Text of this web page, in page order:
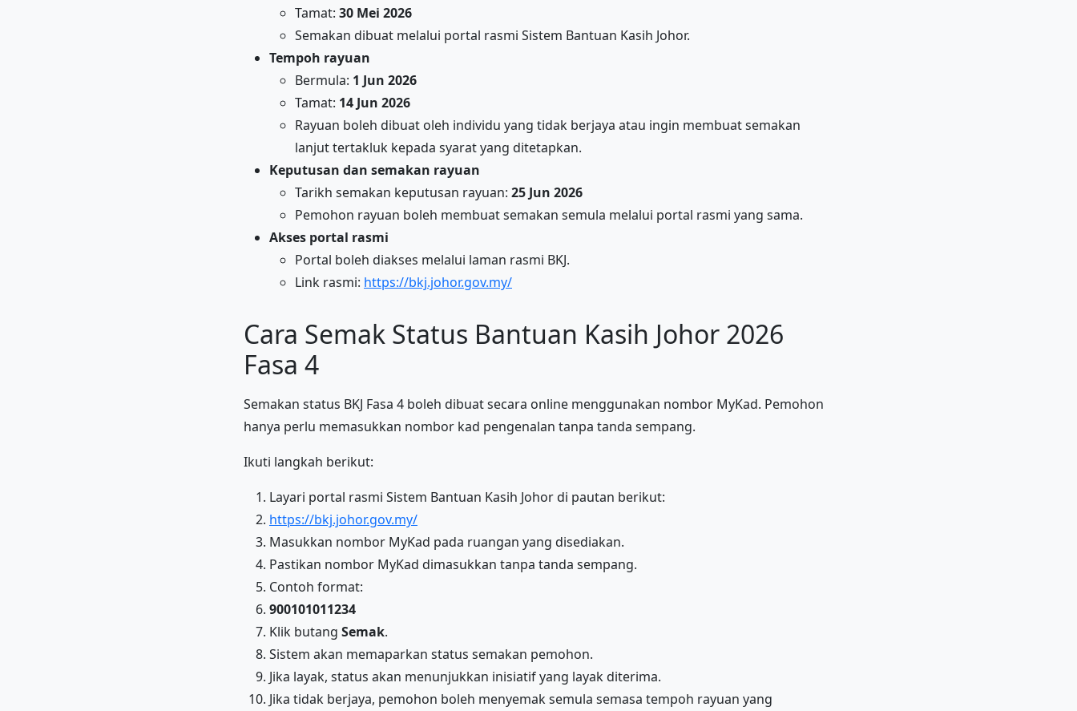
Tamat: 30 Mei 2026
Semakan dibuat melalui portal rasmi Sistem Bantuan Kasih Johor.
Tempoh rayuan
Bermula: 1 Jun 2026
Tamat: 14 Jun 2026
Rayuan boleh dibuat oleh individu yang tidak berjaya atau ingin membuat semakan
lanjut tertakluk kepada syarat yang ditetapkan.
Keputusan dan semakan rayuan
Tarikh semakan keputusan rayuan: 25 Jun 2026
Pemohon rayuan boleh membuat semakan semula melalui portal rasmi yang sama.
Akses portal rasmi
Portal boleh diakses melalui laman rasmi BKJ.
Link rasmi: https://bkj.johor.gov.my/
Cara Semak Status Bantuan Kasih Johor 2026
Fasa 4
Semakan status BKJ Fasa 4 boleh dibuat secara online menggunakan nombor MyKad. Pemohon
hanya perlu memasukkan nombor kad pengenalan tanpa tanda sempang.
Ikuti langkah berikut:
Layari portal rasmi Sistem Bantuan Kasih Johor di pautan berikut:
https://bkj.johor.gov.my/
Masukkan nombor MyKad pada ruangan yang disediakan.
Pastikan nombor MyKad dimasukkan tanpa tanda sempang.
Contoh format:
900101011234
Klik butang Semak.
Sistem akan memaparkan status semakan pemohon.
Jika layak, status akan menunjukkan inisiatif yang layak diterima.
Jika tidak berjaya, pemohon boleh menyemak semula semasa tempoh rayuan yang